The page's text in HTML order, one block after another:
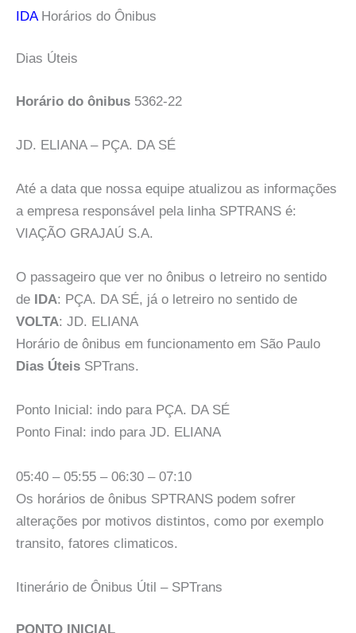
IDAHorários do Ônibus
Dias Úteis
Horário do ônibus 5362-22
JD. ELIANA – PÇA. DA SÉ
Até a data que nossa equipe atualizou as informações
a empresa responsável pela linha SPTRANS é:
VIAÇÃO GRAJAÚ S.A.
O passageiro que ver no ônibus o letreiro no sentido
de
IDA: PÇA. DA SÉ, já o letreiro no sentido de
VOLTA: JD. ELIANA
Horário de ônibus em funcionamento em São Paulo
Dias Úteis SPTrans.
Ponto Inicial: indo para PÇA. DA SÉ
Ponto Final: indo para JD. ELIANA
05:40 – 05:55 – 06:30 – 07:10
Os horários de ônibus SPTRANS podem sofrer
alterações por motivos distintos, como por exemplo
transito, fatores climaticos.
Itinerário de Ônibus Útil – SPTrans
PONTO INICIAL